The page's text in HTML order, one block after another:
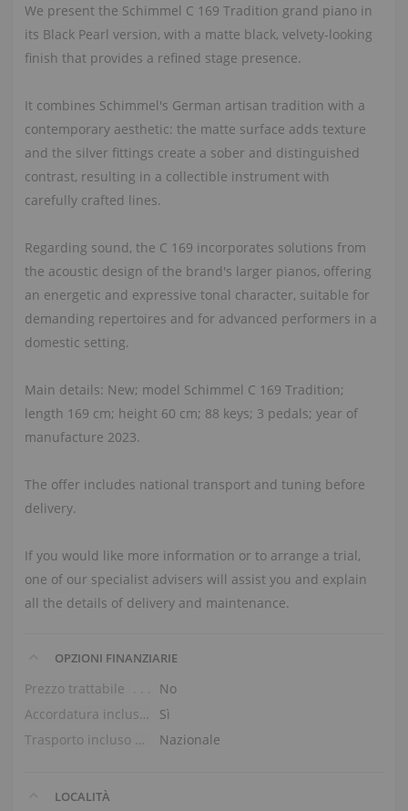
We present the Schimmel C 169 Tradition grand piano in
its Black Pearl version, with a matte black, velvety-looking
finish that provides a refined stage presence.
It combines Schimmel's German artisan tradition with a
contemporary aesthetic: the matte surface adds texture
and the silver fittings create a sober and distinguished
contrast, resulting in a collectible instrument with
carefully crafted lines.
Regarding sound, the C 169 incorporates solutions from
the acoustic design of the brand's larger pianos, offering
an energetic and expressive tonal character, suitable for
demanding repertoires and for advanced performers in a
domestic setting.
Main details: New; model Schimmel C 169 Tradition;
length 169 cm; height 60 cm; 88 keys; 3 pedals; year of
manufacture 2023.
The offer includes national transport and tuning before
delivery.
If you would like more information or to arrange a trial,
one of our specialist advisers will assist you and explain
all the details of delivery and maintenance.
OPZIONI FINANZIARIE
Prezzo trattabile
No
Accordatura inclusa nel prezzo
Sì
Trasporto incluso nel prezzo (piano terra)
Nazionale
LOCALITÀ